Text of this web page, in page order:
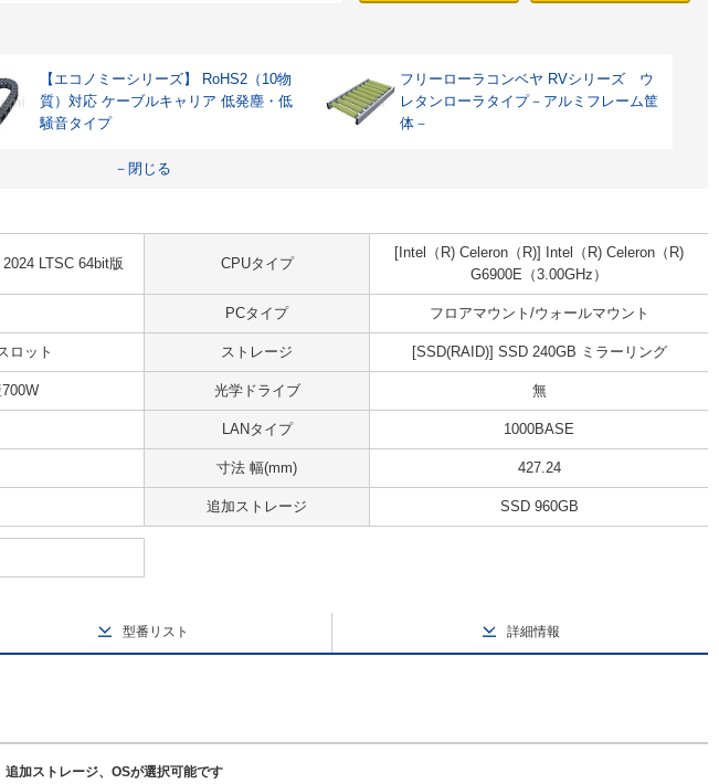
【エコノミーシリーズ】 RoHS2（10物
質）対応 ケーブルキャリア 低発塵・低
騒音タイプ
フリーローラコンベヤ RVシリーズ ウ
レタンローラタイプ－アルミフレーム筐
体－
－閉じる
LTSC 64bit版 CPUタイプ
[Intel（R) Celeron（R)] Intel（R) Celeron（R)
G6900E（3.00GHz）
PCタイプ フロアマウント/ウォールマウント
ロット ストレージ [SSD(RAID)] SSD 240GB ミラーリング
光学ドライブ 無
LANタイプ 1000BASE
寸法 幅(mm) 427.24
追加ストレージ SSD 960GB
型番リスト 詳細情報
加ストレージ、OSが選択可能です